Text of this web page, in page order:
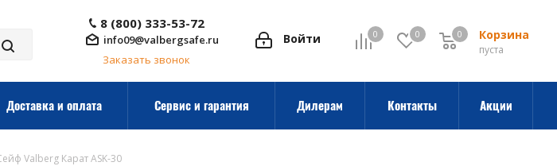
0 0 Корзина
0
пуста
0
Войти
8 (800) 333-53-72
info09@valbergsafe.ru
Заказать звонок
Доставка и оплата Сервис и гарантия Дилерам Контакты Акции
Valberg Карат ASK-30